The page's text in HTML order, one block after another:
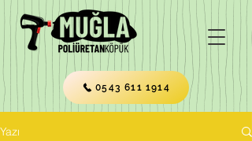
0543 611 1914
Yazı